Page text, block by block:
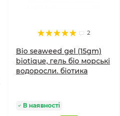
2
Bio seaweed gel (15gm)
biotique, гель біо морські
водоросли. біотика
В наявності